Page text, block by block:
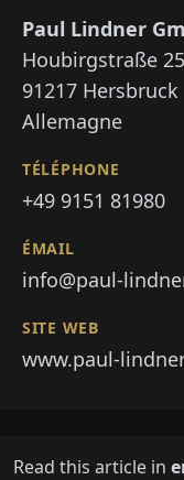
Paul Lindner
Houbirgstraße 25
91217 Hersbruck
Allemagne
TÉLÉPHONE
+49 9151 81980
ÉMAIL
info@paul-
SITE WEB
www.paul-
Read this article in